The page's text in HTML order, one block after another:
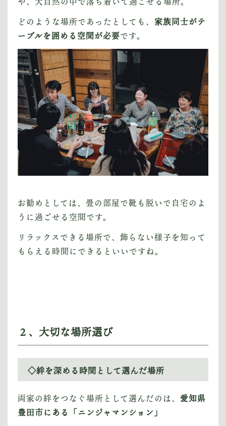
どのような場所であったとしても、 家族同士がテ
ーブルを囲める空間が必要です。
お勧めとしては、畳の部屋で靴も脱いで自宅のよ
うに過ごせる空間です。
リラックスできる場所で、飾らない様子を知って
もらえる時間にできるといいですね。
２、大切な場所選び
◇絆を深める時間として選んだ場所
両家の絆をつなぐ場所として選んだのは、 愛知県
豊田市にある「ニンジャマンション」